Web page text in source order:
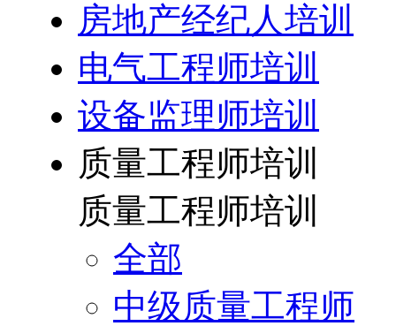
房地产经纪人培训
电气工程师培训
设备监理师培训
质量工程师培训
质量工程师培训
全部
中级质量工程师